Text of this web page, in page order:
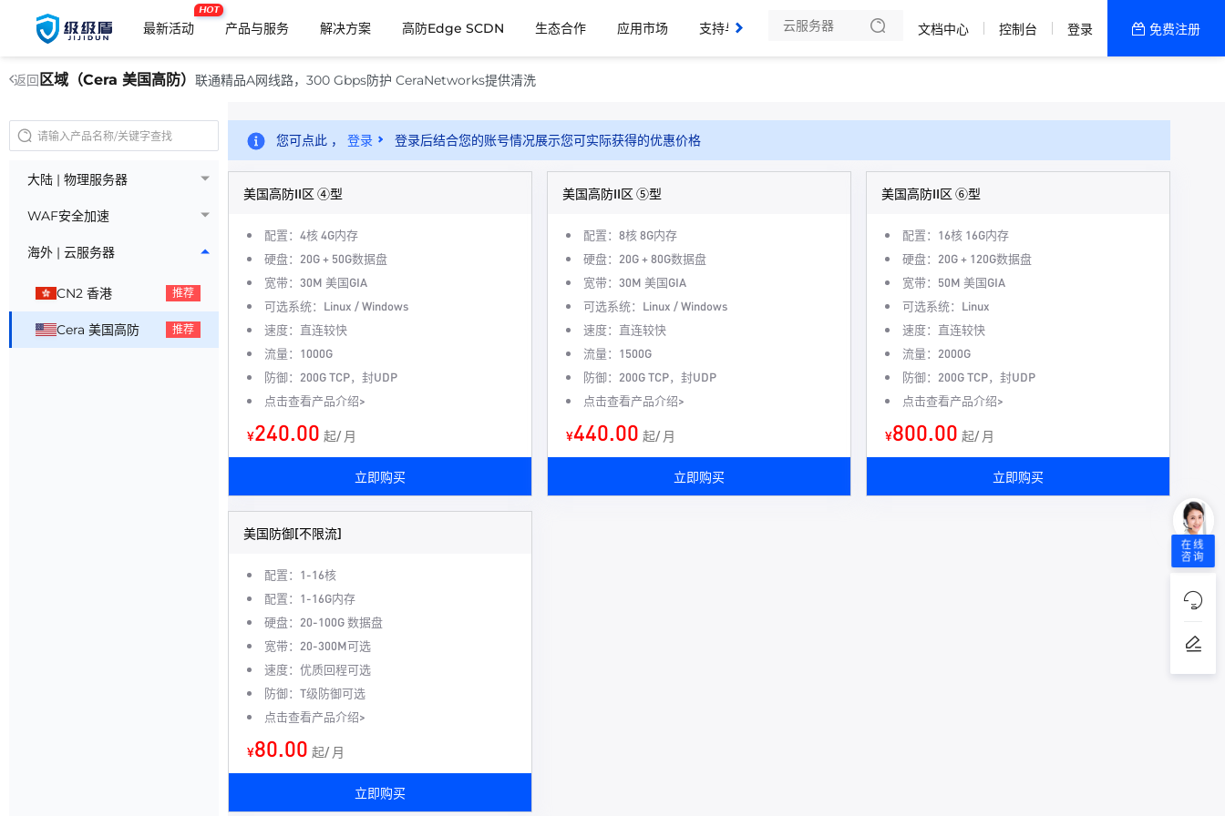
最新活动
HOT
产品与服务 解决方案 高防Edge SCDN 生态合作 应用市场 支持与服务
了解我们
文档中心 控制台 登录 免费注册
返回 区域（Cera 美国高防） 联通精品A网线路，300 Gbps防护 CeraNetworks提供清洗
大陆 | 物理服务器
WAF安全加速
海外 | 云服务器
CN2 香港 推荐
Cera 美国高防 推荐
您可点此 ， 登录 登录后结合您的账号情况展示您可实际获得的优惠价格
美国高防II区 ④型
配置：4核 4G内存
硬盘：20G + 50G数据盘
宽带：30M 美国GIA
可选系统：Linux / Windows
速度：直连较快
流量：1000G
防御：200G TCP，封UDP
点击查看产品介绍>
¥240.00 起/ 月
立即购买
美国高防II区 ⑤型
配置：8核 8G内存
硬盘：20G + 80G数据盘
宽带：30M 美国GIA
可选系统：Linux / Windows
速度：直连较快
流量：1500G
防御：200G TCP，封UDP
点击查看产品介绍>
¥440.00 起/ 月
立即购买
美国高防II区 ⑥型
配置：16核 16G内存
硬盘：20G + 120G数据盘
宽带：50M 美国GIA
可选系统：Linux
速度：直连较快
流量：2000G
防御：200G TCP，封UDP
点击查看产品介绍>
¥800.00 起/ 月
立即购买
美国防御[不限流]
配置：1-16核
配置：1-16G内存
硬盘：20-100G 数据盘
宽带：20-300M可选
速度：优质回程可选
防御：T级防御可选
点击查看产品介绍>
¥80.00 起/ 月
立即购买
在线
咨询